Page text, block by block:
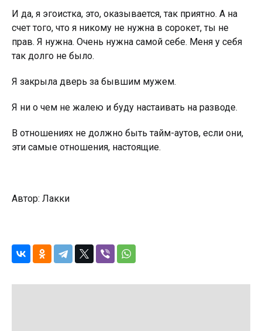
И да, я эгоистка, это, оказывается, так приятно. А на
счет того, что я никому не нужна в сорокет, ты не
прав. Я нужна. Очень нужна самой себе. Меня у себя
так долго не было.
Я закрыла дверь за бывшим мужем.
Я ни о чем не жалею и буду настаивать на разводе.
В отношениях не должно быть тайм-аутов, если они,
эти самые отношения, настоящие.
Автор: Лакки